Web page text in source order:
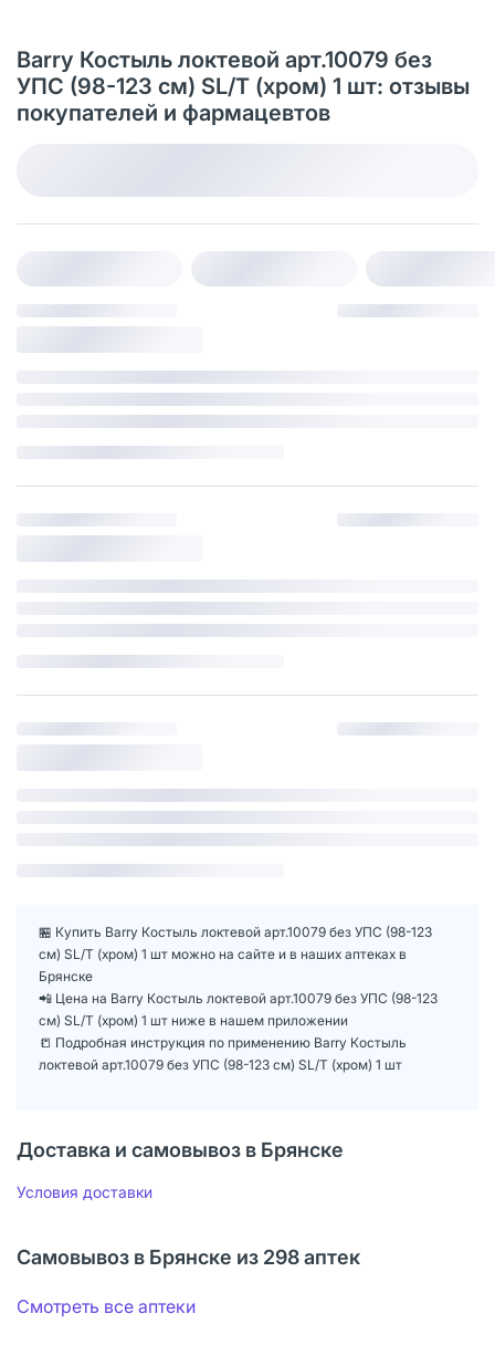
Barry Костыль локтевой арт.10079 без
УПС (98-123 см) SL/T (хром) 1 шт: отзывы
покупателей и фармацевтов
🏪 Купить Barry Костыль локтевой арт.10079 без УПС (98-123
см) SL/T (хром) 1 шт можно на сайте и в наших аптеках в
Брянске
📲 Цена на Barry Костыль локтевой арт.10079 без УПС (98-123
см) SL/T (хром) 1 шт ниже в нашем приложении
📒 Подробная инструкция по применению Barry Костыль
локтевой арт.10079 без УПС (98-123 см) SL/T (хром) 1 шт
Доставка и самовывоз в Брянске
Условия доставки
Самовывоз в Брянске из 298 аптек
Смотреть все аптеки